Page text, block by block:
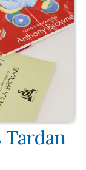
Tardan